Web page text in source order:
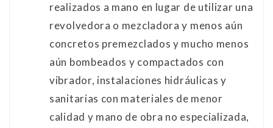
realizados a mano en lugar de utilizar una
revolvedora o mezcladora y menos aún
concretos premezclados y mucho menos
aún bombeados y compactados con
vibrador, instalaciones hidráulicas y
sanitarias con materiales de menor
calidad y mano de obra no especializada,